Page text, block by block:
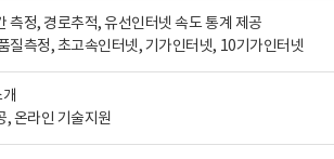
측정, 경로추적, 유선인터넷 속도 통계 제공
질측정, 초고속인터넷, 기가인터넷, 10기가인터넷
, 온라인 기술지원